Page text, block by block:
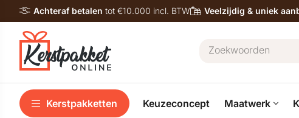
Achteraf betalen tot €10.000 incl. BTW Veelzijdig & uniek
Kerstpakketten Keuzeconcept Maatwerk